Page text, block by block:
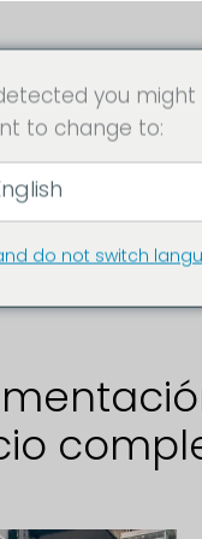
you
to change to:
do not switch